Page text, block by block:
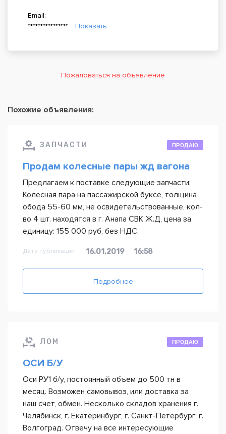
Email:
****************
Показать
Пожаловаться на объявление
Похожие объявления:
ЗАПЧАСТИ ПРОДАЮ
Продам колесные пары жд вагона
Предлагаем к поставке следующие запчасти:
Колесная пара на пассажирской буксе, толщина
обода 55-60 мм, не освидетельствованные, кол-
во 4 шт. находятся в г. Анапа СВК Ж.Д, цена за
единицу: 155 000 руб, без НДС.
Дата публикации 16.01.2019 16:58
Подробнее
ЛОМ ПРОДАЮ
ОСИ Б/У
Оси РУ1 б/у, постоянный объем до 500 тн в
месяц. Возможен самовывоз, или доставка за
наш счет, обмен. Несколько складов хранения г.
Челябинск, г. Екатеринбург, г. Санкт-Петербург, г.
Волгоград. Отвечу на все интересующие